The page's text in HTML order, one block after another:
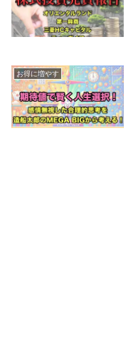
お得に増やす